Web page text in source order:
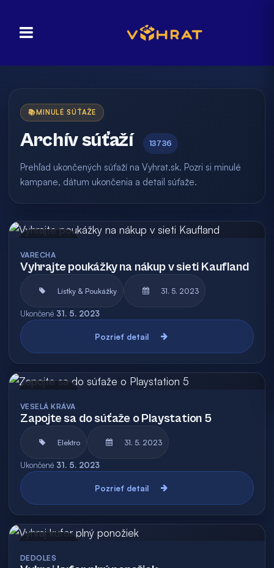
📚 MINULÉ SÚŤAŽE
Archív súťaží 13736
Prehľad ukončených súťaží na Vyhrat.sk. Pozri si minulé
kampane, dátum ukončenia a detail súťaže.
VARECHA
Vyhrajte poukážky na nákup v sieti Kaufland
Lístky & Poukážky 31. 5. 2023
Ukončené 31. 5. 2023
Pozrieť detail
VESELÁ KRÁVA
Zapojte sa do súťaže o Playstation 5
Elektro 31. 5. 2023
Ukončené 31. 5. 2023
Pozrieť detail
DEDOLES